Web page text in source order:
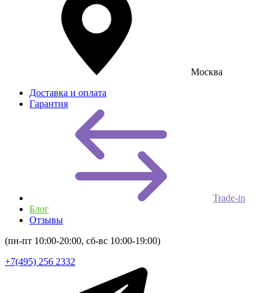
Москва
Доставка и оплата
Гарантия
Trade-in
Блог
Отзывы
(пн-пт 10:00-20:00, сб-вс 10:00-19:00)
+7(495) 256 2332